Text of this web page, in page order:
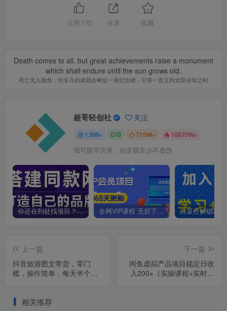
点赞 175 分享 收藏
Death comes to all, but great achievements raise a monument
which shall endure until the sun grows old.
死亡无人能免，但非凡的成就会树起一座纪念碑，它将一直立到太阳冷却之时
超哥轻创社 关注
1.9W+ 0 715W+ 10875W+
我可能不完美，但是我至少不虚伪
你还在到处找项目？还在当韭菜？我靠卖项目一个月收入5万+，曾经我也是个失败者。 全网VIP课程 无损下载~
上一篇
抖音旅游图文带货，零门
槛，操作简单，每天半个小
下一篇
闲鱼虚拟产品项目稳定日收
入200+（实操课程+实时数
相关推荐